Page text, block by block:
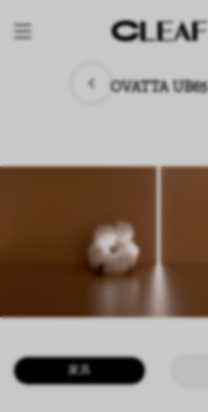
SHAPING SURFACES
OVATTA UB65
家具